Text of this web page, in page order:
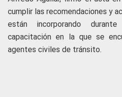
cumplir las recomendaciones y
están incorporando
capacitación en la que se
agentes civiles de tránsito.